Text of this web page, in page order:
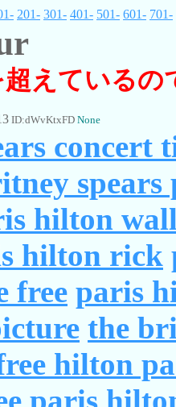
201- 301- 401- 501- 601- 701-
超えている
ID:dWvKtxFD None
concert
spears
hilton
hilton rick
free paris
the
hilton